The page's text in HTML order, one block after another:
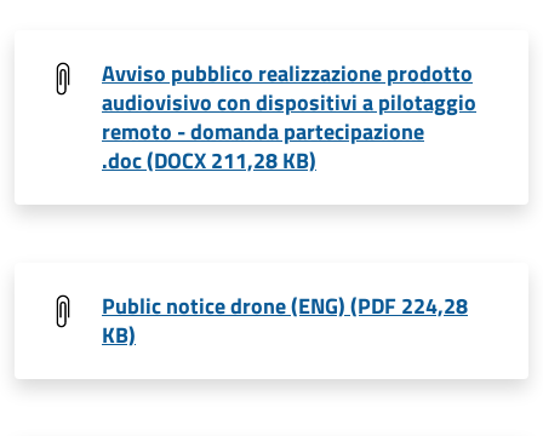
Avviso pubblico realizzazione prodotto
audiovisivo con dispositivi a pilotaggio
remoto - domanda partecipazione
.doc (DOCX 211,28 KB)
Public notice drone (ENG) (PDF 224,28
KB)